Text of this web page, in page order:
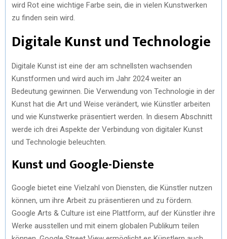
wird Rot eine wichtige Farbe sein, die in vielen Kunstwerken
zu finden sein wird.
Digitale Kunst und Technologie
Digitale Kunst ist eine der am schnellsten wachsenden
Kunstformen und wird auch im Jahr 2024 weiter an
Bedeutung gewinnen. Die Verwendung von Technologie in der
Kunst hat die Art und Weise verändert, wie Künstler arbeiten
und wie Kunstwerke präsentiert werden. In diesem Abschnitt
werde ich drei Aspekte der Verbindung von digitaler Kunst
und Technologie beleuchten.
Kunst und Google-Dienste
Google bietet eine Vielzahl von Diensten, die Künstler nutzen
können, um ihre Arbeit zu präsentieren und zu fördern.
Google Arts & Culture ist eine Plattform, auf der Künstler ihre
Werke ausstellen und mit einem globalen Publikum teilen